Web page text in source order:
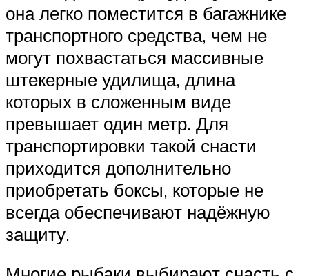
она легко поместится в багажнике
транспортного средства, чем не
могут похвастаться массивные
штекерные удилища, длина
которых в сложенным виде
превышает один метр. Для
транспортировки такой снасти
приходится дополнительно
приобретать боксы, которые не
всегда обеспечивают надёжную
защиту.